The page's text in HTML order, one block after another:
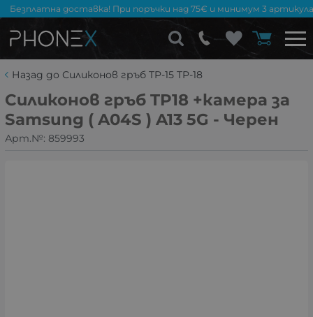
Безплатна доставка! При поръчки над 75€ и минимум 3
Назад до Силиконов гръб TP-15 TP-18
Силиконов гръб TP18 +камера за
Samsung ( A04S ) A13 5G - Черен
Арт.№: 859993